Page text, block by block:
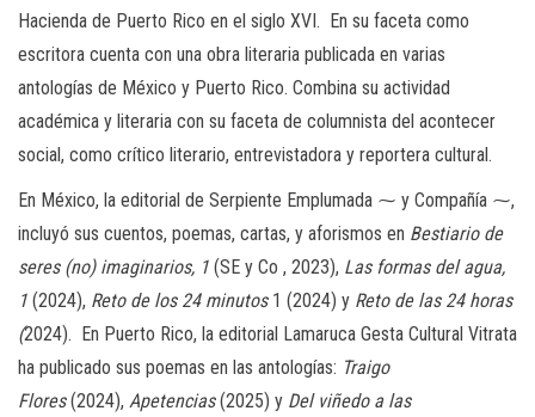
Hacienda de Puerto Rico en el siglo XVI. En su faceta como
escritora cuenta con una obra literaria publicada en varias
antologías de México y Puerto Rico. Combina su actividad
académica y literaria con su faceta de columnista del acontecer
social, como crítico literario, entrevistadora y reportera cultural.
En México, la editorial de Serpiente Emplumada ⁓ y Compañía ⁓,
incluyó sus cuentos, poemas, cartas, y aforismos en Bestiario de
seres (no) imaginarios, 1 (SE y Co , 2023), Las formas del agua,
1 (2024), Reto de los 24 minutos1 (2024) y Reto de las 24 horas
(2024). En Puerto Rico, la editorial Lamaruca Gesta Cultural Vitrata
ha publicado sus poemas en las antologías: Traigo
Flores(2024), Apetencias(2025) y Del viñedo a las